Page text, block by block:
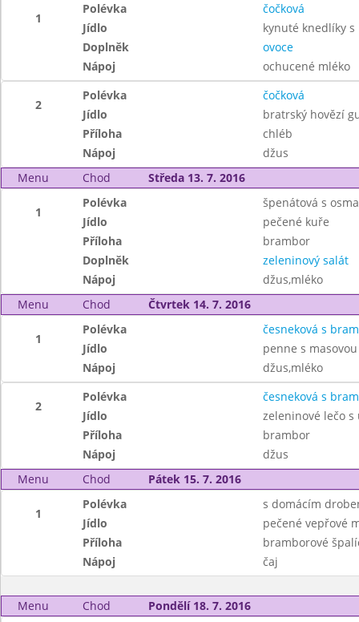
1
Polévka
čočková
Jídlo
kynuté knedlíky
Doplněk
ovoce
Nápoj
ochucené mléko
2
Polévka
čočková
Jídlo
bratrský hovězí
Příloha
chléb
Nápoj
džus
Menu
Chod Středa 13. 7. 2016
1
Polévka
špenátová s
Jídlo
pečené kuře
Příloha
brambor
Doplněk
zeleninový salát
Nápoj
džus,mléko
Menu
Chod Čtvrtek 14. 7. 2016
1
Polévka
česneková s
Jídlo
penne s
Nápoj
džus,mléko
2
Polévka
česneková s
Jídlo
zeleninové lečo s
Příloha
brambor
Nápoj
džus
Menu
Chod Pátek 15. 7. 2016
1
Polévka
s domácím
Jídlo
pečené vepřové
Příloha
bramborové
Nápoj
čaj
Menu Chod Pondělí 18. 7. 2016